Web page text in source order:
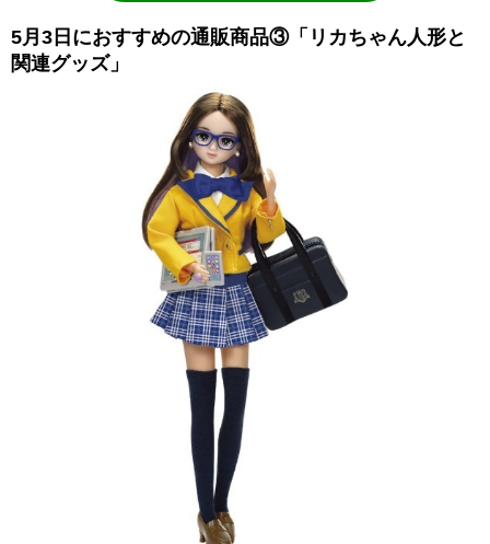
5月3日におすすめの通販商品③「リカちゃん人形と
関連グッズ」